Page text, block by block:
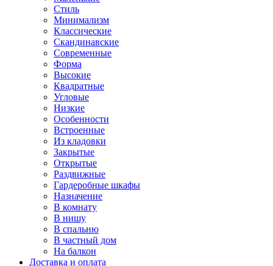
Стиль
Минимализм
Классические
Скандинавские
Современные
Форма
Высокие
Квадратные
Угловые
Низкие
Особенности
Встроенные
Из кладовки
Закрытые
Открытые
Раздвижные
Гардеробные шкафы
Назначение
В комнату
В нишу
В спальню
В частный дом
На балкон
Доставка и оплата